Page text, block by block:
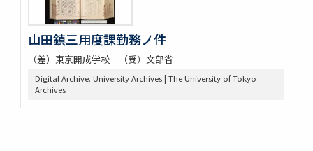
山田鎮三用度課勤務ノ件
（差）東京開成学校 （受）文部省
Digital Archive. University Archives | The University of Tokyo
Archives